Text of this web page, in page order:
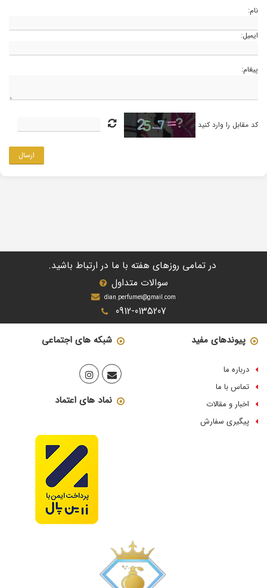
نام:
ایمیل:
پیغام:
کد مقابل را وارد کنید
ارسال
در تمامی روزهای هفته با ما در ارتباط باشید.
سوالات متداول
dian.perfume1@gmail.com
0912-0135207
پیوندهای مفید
درباره ما
تماس با ما
اخبار و مقالات
پیگیری سفارش
شبکه های اجتماعی
نماد های اعتماد